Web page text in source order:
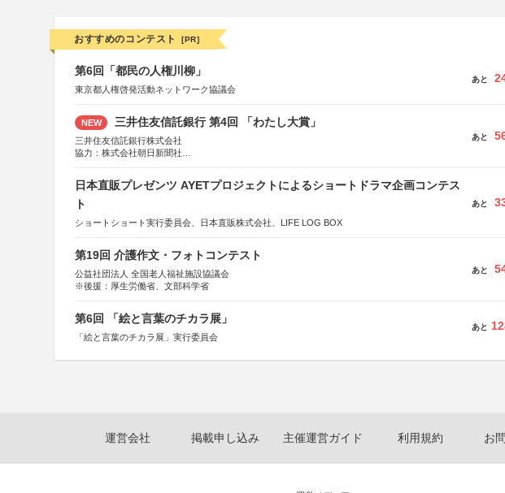
おすすめのコンテスト [PR]
第6回「都民の人権川柳」
東京都人権啓発活動ネットワーク協議会
あと
NEW 三井住友信託銀行 第4回 「わたし大賞」
三井住友信託銀行株式会社
協力：株式会社朝日新聞社
あと
日本直販プレゼンツ AYETプロジェクトによるショートドラマ企画コンテス
ト
ショートショート実行委員会、日本直販株式会社、LIFE LOG BOX
あと
第19回 介護作文・フォトコンテスト
公益社団法人 全国老人福祉施設協議会
※後援：厚生労働省、文部科学省
あと
第6回 「絵と言葉のチカラ展」
「絵と言葉のチカラ展」実行委員会
あと
運営会社 掲載申し込み 主催運営ガイド 利用規約 お